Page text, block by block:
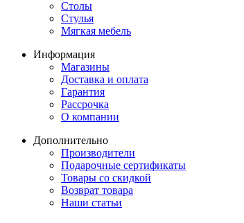
Столы
Стулья
Мягкая мебель
Информация
Магазины
Доставка и оплата
Гарантия
Рассрочка
О компании
Дополнительно
Производители
Подарочные сертификаты
Товары со скидкой
Возврат товара
Наши статьи